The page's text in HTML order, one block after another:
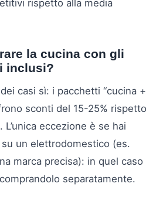
rispetto alla media
la cucina con gli
inclusi?
casi sì: i pacchetti “cucina +
sconti del 15-25% rispetto
L’unica eccezione è se hai
un elettrodomestico (es.
marca precisa): in quel caso
separatamente.